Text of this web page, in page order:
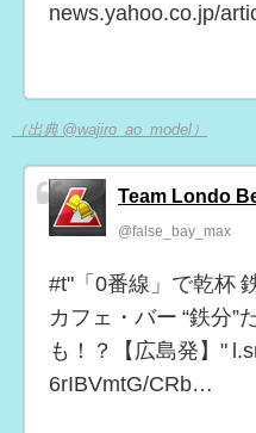
news.yahoo.co.jp/
（出典 @wajiro_ao_model）
Team Londo
@false_bay_max
#t"「0番線」で乾杯
カフェ・バー “鉄分”
も！？【広島発】"
6rIBVmtG/CRb…